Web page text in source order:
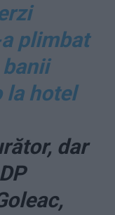
plimbat
la hotel
dar